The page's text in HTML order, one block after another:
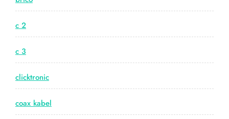
c 2
c 3
clicktronic
coax kabel